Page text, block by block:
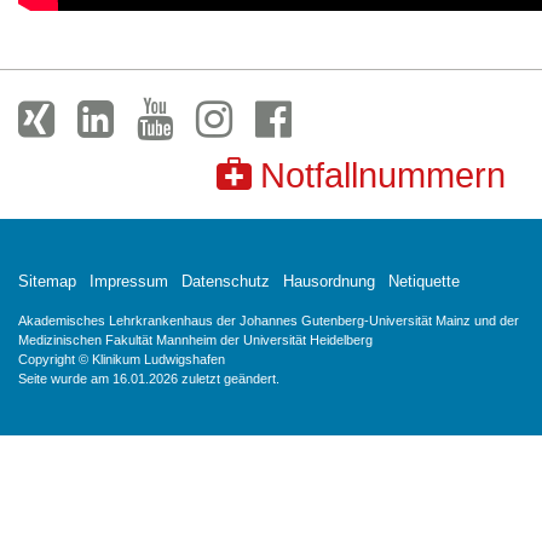
Notfallnummern
Sitemap Impressum Datenschutz Hausordnung Netiquette
Akademisches Lehrkrankenhaus der Johannes Gutenberg-Universität Mainz und der
Medizinischen Fakultät Mannheim der Universität Heidelberg
Copyright © Klinikum Ludwigshafen
Seite wurde am 16.01.2026 zuletzt geändert.